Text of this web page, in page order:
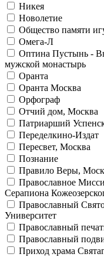
Никея
Новолетие
Общество памяти
Омега-Л
Оптина Пустынь -
мужской монастырь
Оранта
Оранта Москва
Орфограф
Отчий дом, Москва
Патриарший
Переделкино-Издат
Пересвет, Москва
Познание
Правило Веры,
Православное
Серапиона
Православный
Университет
Православный
Православный
Приход храма